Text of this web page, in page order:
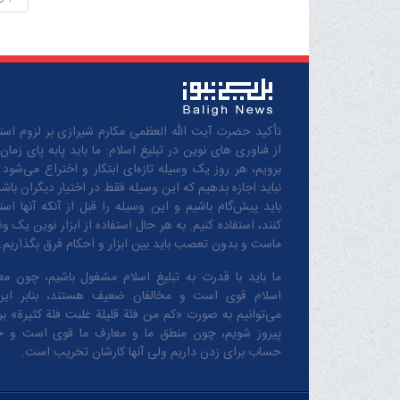
تأکید حضرت آیت الله العظمی مکارم شیرازی بر لزوم
از فناوری های نوین در تبلیغ اسلام: ما باید پابه پای
برویم، هر روز یک وسیله تازه‌ای ابتکار و اختراع
نباید اجازه بدهیم که این وسیله فقط در اختیار دیگران
باید پیش‌گام باشیم و این وسیله را قبل از آنکه آنها
کنند، استفاده کنیم. به هر حال استفاده از ابزار نوین یک
ماست و بدون تعصب باید بین ابزار و احکام فرق بگذاریم.
ما باید با قدرت به تبلیغ اسلام مشغول باشیم، چون
اسلام قوی است و مخالفان ضعیف هستند، بنابر
می‌توانیم به صورت «کم من فئة قلیلة غلبت فئة کثیرة» بر
پیروز شویم، چون منطق‌ ما و معارف ‌ما قوی است و
حساب برای زدن داریم ولی آنها کارشان تخریب است.